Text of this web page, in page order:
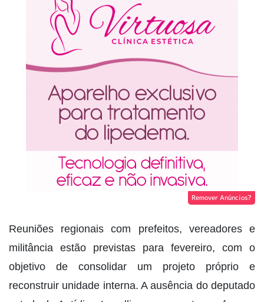
Remover Anúncios?
Reuniões regionais com prefeitos, vereadores e
militância estão previstas para fevereiro, com o
objetivo de consolidar um projeto próprio e
reconstruir unidade interna. A ausência do deputado